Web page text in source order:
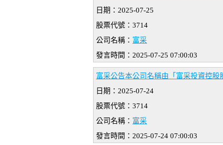
日期：2025-07-25
股票代號：3714
公司名稱： 富采
發言時間：2025-07-25 07:00:03
富采公告本公司名稱由「富采投資控
日期：2025-07-24
股票代號：3714
公司名稱： 富采
發言時間：2025-07-24 07:00:03